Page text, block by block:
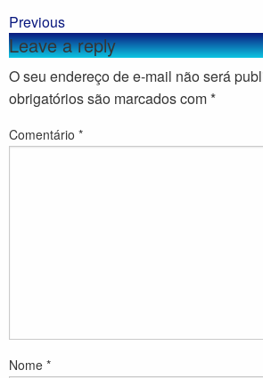
Previous
Leave a reply
O seu endereço de e-mail não será
obrigatórios são marcados com*
Comentário *
Nome *